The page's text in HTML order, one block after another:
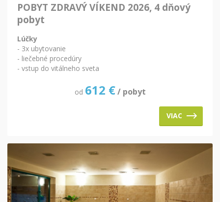
POBYT ZDRAVÝ VÍKEND 2026, 4 dňový
pobyt
Lúčky
- 3x ubytovanie
- liečebné procedúry
- vstup do vitálneho sveta
od 612 € / pobyt
VIAC